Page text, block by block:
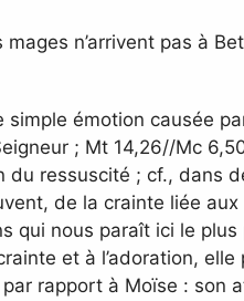
n’arrivent pas à
émotion causée
; Mt 14,26//Mc
ressuscité ; cf., dans
de la crainte liée
qui nous paraît ici le
et à l’adoration,
rapport à Moïse : son